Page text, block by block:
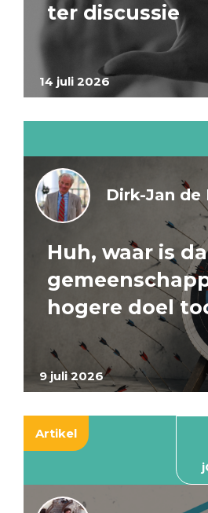
14 juli 2026
ter discussie
9 juli 2026
Dirk-Jan de
Huh, waar is
hogere doel
Artikel